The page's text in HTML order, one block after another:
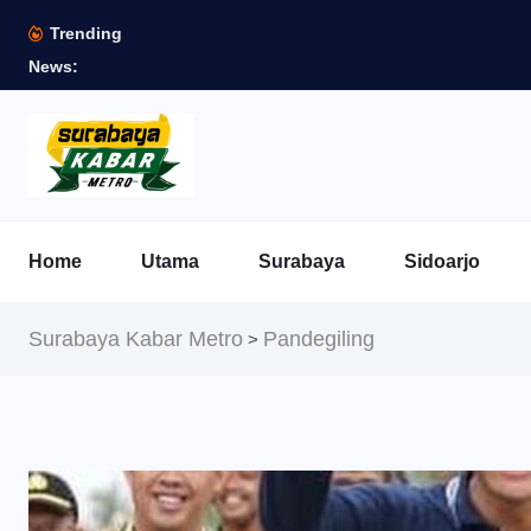
Trending
News:
Home Utama Surabaya Sidoarjo
Surabaya Kabar Metro > Pandegiling